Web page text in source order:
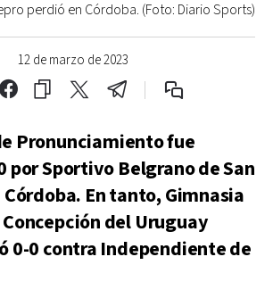
12 de marzo de 2023
perdió en Córdoba. (Foto: Diario Sports)
Pronunciamiento fue
por Sportivo Belgrano de San
Córdoba. En tanto, Gimnasia
del Uruguay
0-0 contra Independiente de